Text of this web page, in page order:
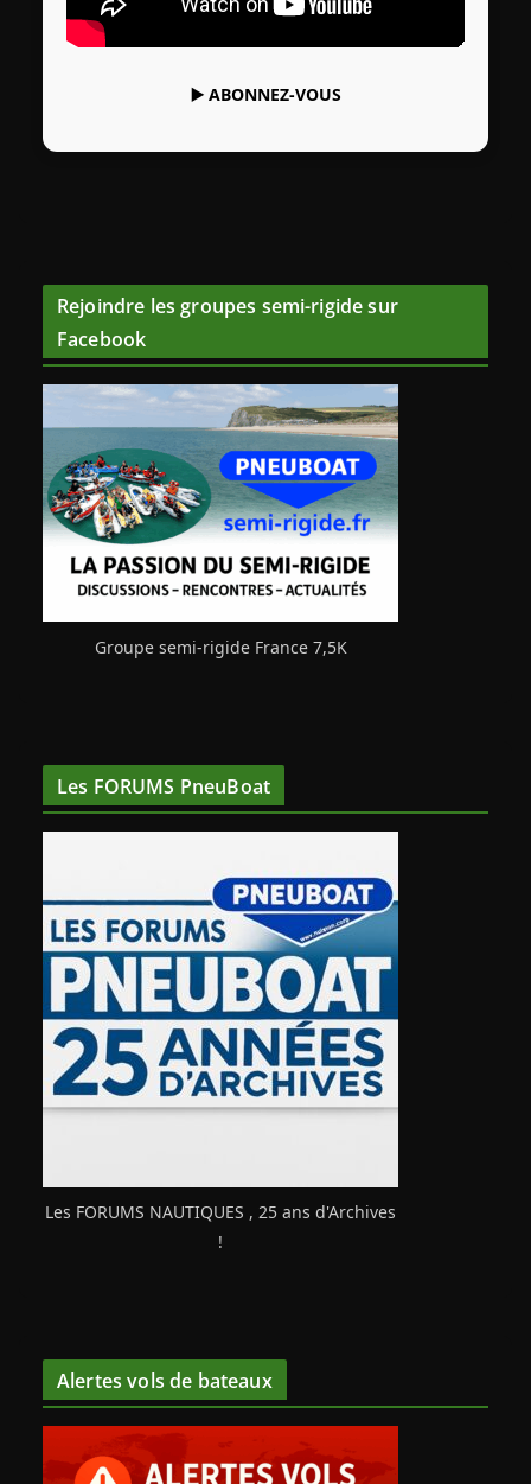
▶️ ABONNEZ-VOUS
Rejoindre les groupes semi-rigide sur
Facebook
Groupe semi-rigide France 7,5K
Les FORUMS PneuBoat
Les FORUMS NAUTIQUES , 25 ans d'Archives
!
Alertes vols de bateaux